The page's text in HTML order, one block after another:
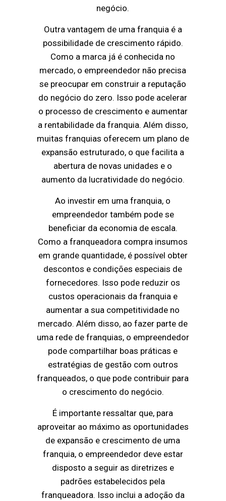
negócio.
Outra vantagem de uma franquia é a
possibilidade de crescimento rápido.
Como a marca já é conhecida no
mercado, o empreendedor não precisa
se preocupar em construir a reputação
do negócio do zero. Isso pode acelerar
o processo de crescimento e aumentar
a rentabilidade da franquia. Além disso,
muitas franquias oferecem um plano de
expansão estruturado, o que facilita a
abertura de novas unidades e o
aumento da lucratividade do negócio.
Ao investir em uma franquia, o
empreendedor também pode se
beneficiar da economia de escala.
Como a franqueadora compra insumos
em grande quantidade, é possível obter
descontos e condições especiais de
fornecedores. Isso pode reduzir os
custos operacionais da franquia e
aumentar a sua competitividade no
mercado. Além disso, ao fazer parte de
uma rede de franquias, o empreendedor
pode compartilhar boas práticas e
estratégias de gestão com outros
franqueados, o que pode contribuir para
o crescimento do negócio.
É importante ressaltar que, para
aproveitar ao máximo as oportunidades
de expansão e crescimento de uma
franquia, o empreendedor deve estar
disposto a seguir as diretrizes e
padrões estabelecidos pela
franqueadora. Isso inclui a adoção da